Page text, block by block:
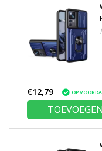
€12,79 OP